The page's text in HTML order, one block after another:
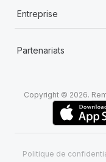
Entreprise
Partenariats
Copyright © 2026.
Politique de